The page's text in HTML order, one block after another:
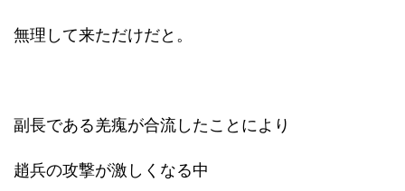
無理して来ただけだと。
副長である羌瘣が合流したことにより
趙兵の攻撃が激しくなる中